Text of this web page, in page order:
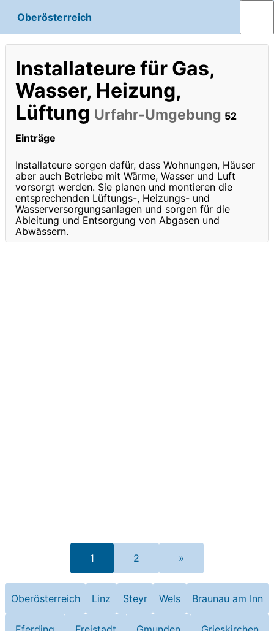
Oberösterreich
Installateure für Gas,
Wasser, Heizung,
Lüftung Urfahr-Umgebung 52
Einträge
Installateure sorgen dafür, dass Wohnungen, Häuser
aber auch Betriebe mit Wärme, Wasser und Luft
vorsorgt werden. Sie planen und montieren die
entsprechenden Lüftungs-, Heizungs- und
Wasserversorgungsanlagen und sorgen für die
Ableitung und Entsorgung von Abgasen und
Abwässern.
1 2 »
Oberösterreich Linz Steyr Wels Braunau am Inn